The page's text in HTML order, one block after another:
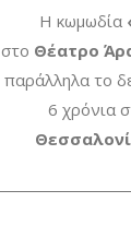
Η κωμωδία
στο Θέατρο
παράλληλα το
6 χρόνια